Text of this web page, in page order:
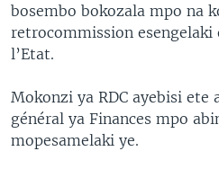
bosembo bokozala mpo na
retrocommission esengelaki
l’Etat.
Mokonzi ya RDC ayebisi ete
général ya Finances mpo
mopesamelaki ye.